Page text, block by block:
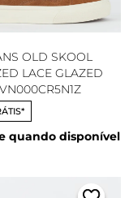
OLD SKOOL
LACE GLAZED
quando disponível